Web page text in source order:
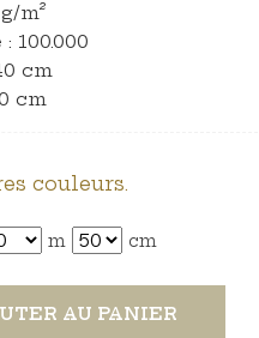
m²
100.000
cm
cm
couleurs.
m cm
AU PANIER